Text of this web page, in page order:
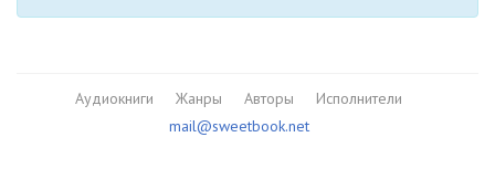
Аудиокниги Жанры Авторы
Исполнители
mail@sweetbook.net